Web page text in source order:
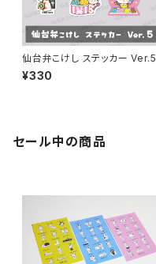
仙台弁こけし ステッカー Ver.5
¥330
セール中の商品